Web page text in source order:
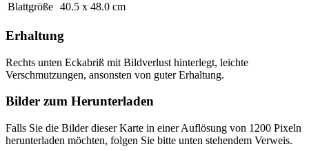
Blattgröße 40.5 x 48.0 cm
Erhaltung
Rechts unten Eckabriß mit Bildverlust hinterlegt, leichte
Verschmutzungen, ansonsten von guter Erhaltung.
Bilder zum Herunterladen
Falls Sie die Bilder dieser Karte in einer Auflösung von 1200 Pixeln
herunterladen möchten, folgen Sie bitte unten stehendem Verweis.